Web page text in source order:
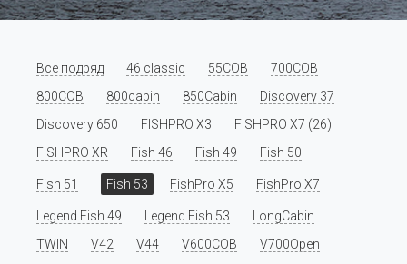
Все подряд 46 classic 55COB
700COB
800COB
800cabin 850Cabin
Discovery 37
Discovery 650
FISHPRO X3
FISHPRO X7 (26)
FISHPRO XR
Fish 46 Fish 49 Fish 50
Fish 51 Fish 53 FishPro X5 FishPro X7
Legend Fish 49 Legend Fish 53
LongCabin
TWIN
V42 V44 V600COB
V700Open